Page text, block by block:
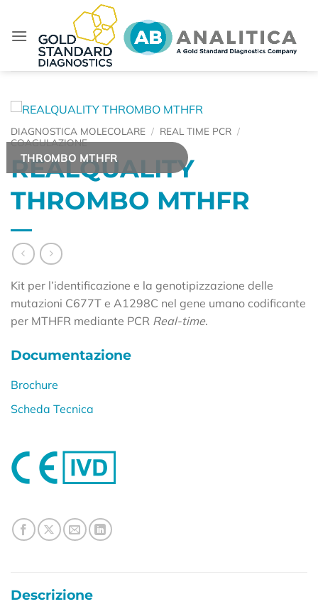
contenuti
THROMBO MTHFR
DIAGNOSTICA MOLECOLARE / REAL TIME PCR /
COAGULAZIONE
REALQUALITY
THROMBO MTHFR
Kit per l’identificazione e la genotipizzazione delle
mutazioni C677T e A1298C nel gene umano codificante
per MTHFR mediante PCR Real-time.
Documentazione
Brochure
Scheda Tecnica
Descrizione